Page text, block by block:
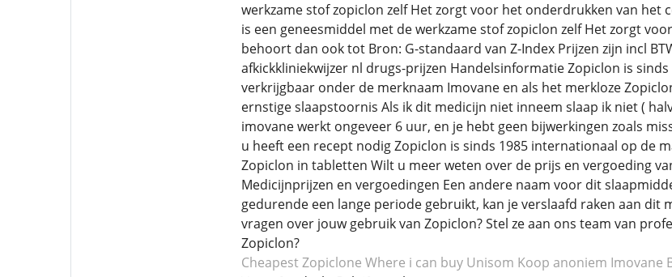
werkzame stof zopiclon zelf Het zorgt voor het onderdrukken van
is een geneesmiddel met de werkzame stof zopiclon zelf Het zorgt
behoort dan ook tot Bron: G-standaard van Z-Index Prijzen zijn incl
afkickkliniekwijzer nl drugs-prijzen Handelsinformatie Zopiclon is
verkrijgbaar onder de merknaam Imovane en als het merkloze
ernstige slaapstoornis Als ik dit medicijn niet inneem slaap ik niet (
imovane werkt ongeveer 6 uur, en je hebt geen bijwerkingen zoals
u heeft een recept nodig Zopiclon is sinds 1985 internationaal op de
Zopiclon in tabletten Wilt u meer weten over de prijs en vergoeding
Medicijnprijzen en vergoedingen Een andere naam voor dit
gedurende een lange periode gebruikt, kan je verslaafd raken aan dit
vragen over jouw gebruik van Zopiclon? Stel ze aan ons team van
Zopiclon?
Cheapest Zopiclone Where i can buy Unisom Koop anoniem Imovane